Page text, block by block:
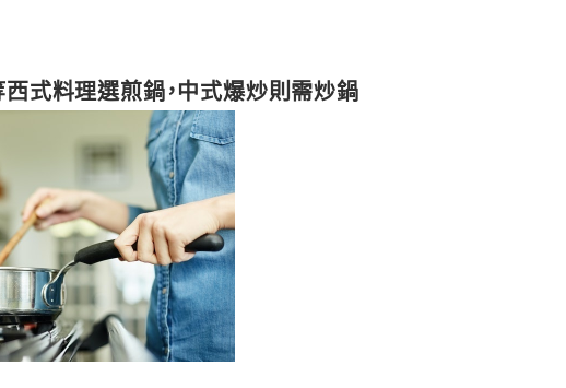
式料理選煎鍋，中式爆炒則需炒鍋